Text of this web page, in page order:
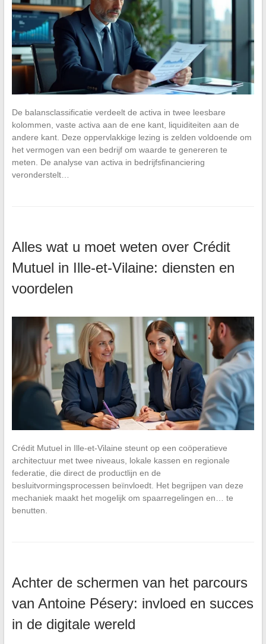
De balansclassificatie verdeelt de activa in twee leesbare
kolommen, vaste activa aan de ene kant, liquiditeiten aan de
andere kant. Deze oppervlakkige lezing is zelden voldoende om
het vermogen van een bedrijf om waarde te genereren te
meten. De analyse van activa in bedrijfsfinanciering
veronderstelt…
Alles wat u moet weten over Crédit
Mutuel in Ille-et-Vilaine: diensten en
voordelen
Crédit Mutuel in Ille-et-Vilaine steunt op een coöperatieve
architectuur met twee niveaus, lokale kassen en regionale
federatie, die direct de productlijn en de
besluitvormingsprocessen beïnvloedt. Het begrijpen van deze
mechaniek maakt het mogelijk om spaarregelingen en… te
benutten.
Achter de schermen van het parcours
van Antoine Pésery: invloed en succes
in de digitale wereld